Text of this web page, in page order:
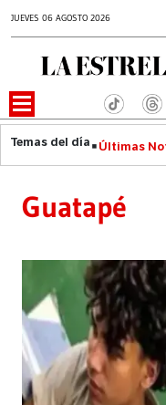
JUEVES 06 AGOSTO 2026
Últimas
Guatapé